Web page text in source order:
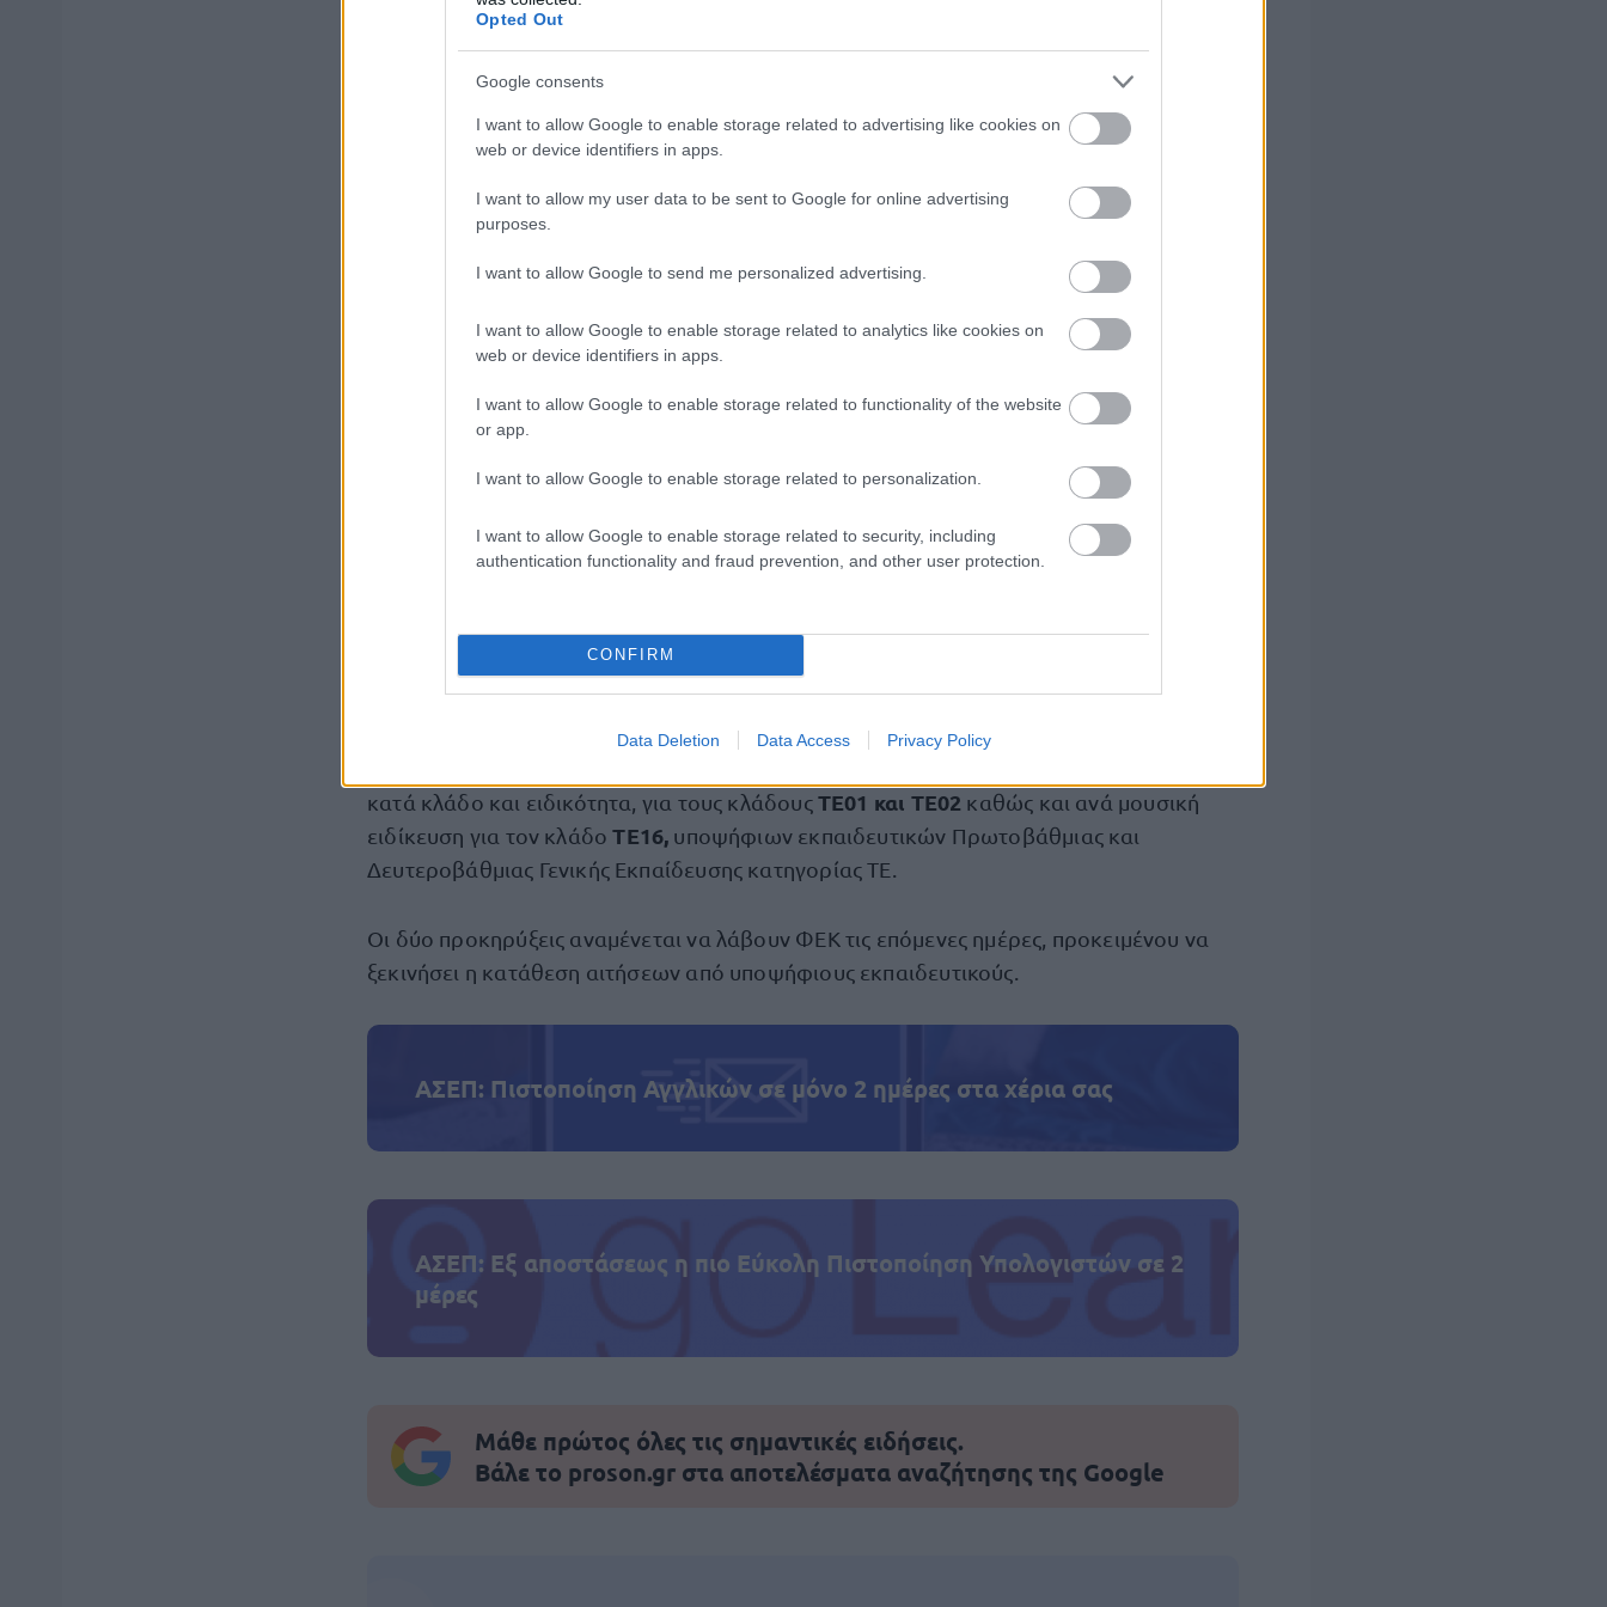
Opted Out
Google consents
I want to allow Google to enable storage related to advertising like cookies on
web or device identifiers in apps.
I want to allow my user data to be sent to Google for online advertising
purposes.
I want to allow Google to send me personalized advertising.
I want to allow Google to enable storage related to analytics like cookies on
web or device identifiers in apps.
I want to allow Google to enable storage related to functionality of the website
or app.
I want to allow Google to enable storage related to personalization.
I want to allow Google to enable storage related to security, including
authentication functionality and fraud prevention, and other user protection.
CONFIRM
Data Deletion Data Access Privacy Policy
επαγγελματική πείρα μετά την κτήση του πτυχίου
ΔΕ02.01
ΗΛΕΚΤΡΟΛΟΓΟΙ -
ΗΛΕΚΤΡΟΝΙΚΟΙ
Πτυχίο Α΄ κύκλου ΤΕΕ ή Τεχνικής και
Επαγγελματικής Σχολής ή Κατώτερης Τεχνικής
πτυχίο και βεβαίωση ισοτιμίας με πτυχίο
αντίστοιχης ειδικότητας κατώτερης επαγγελματικής
αλλοδαπής αντίστοιχης ειδικότητας ΚΑΙ τριετή
επαγγελματική πείρα μετά την κτήση του πτυχίου
Επαγγελματικής Σχολής, ή πτυχίο ΕΠΑ.Σ.,
αναγνωρισμένο από το Υπουργείο Παιδείας, ή
Σχολής από τον αρμόδιο φορέα εάν δεν είναι
σαφής η βαθμίδα εκπαίδευσης ή ισότιμο πτυχίο της
επαγγελματική πείρα μετά την κτήση του πτυχίου
της ημεδαπής ή αλλοδαπής.
Ο πίνακας θέσεων
Υπενθυμίζουμε ότι το ΑΣΕΠ έχει αποστείλει ακόμα μία προκήρυξη με πίνακες
εκπαιδευτικών για δημοσίευση στο Εθνικό Τυπογραφείο. Πρόκειται για τον διαγωνισμό
κατά κλάδο και ειδικότητα, για τους κλάδουςΤΕ01 και ΤΕ02 καθώς και ανά μουσική
ειδίκευση για τον κλάδοΤΕ16, υποψήφιων εκπαιδευτικών Πρωτοβάθμιας και
Δευτεροβάθμιας Γενικής Εκπαίδευσης κατηγορίας ΤΕ.
Οι δύο προκηρύξεις αναμένεται να λάβουν ΦΕΚ τις επόμενες ημέρες, προκειμένου να
ξεκινήσει η κατάθεση αιτήσεων από υποψήφιους εκπαιδευτικούς.
ΑΣΕΠ: Πιστοποίηση Αγγλικών σε μόνο 2 ημέρες στα χέρια σας
ΑΣΕΠ: Εξ αποστάσεως η πιο Εύκολη Πιστοποίηση Υπολογιστών σε 2
μέρες
Μάθε πρώτος όλες τις σημαντικές ειδήσεις.
Βάλε το proson.gr στα αποτελέσματα αναζήτησης της Google